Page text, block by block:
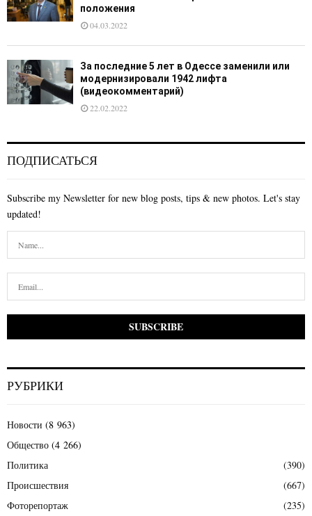
положения
04.03.2022
За последние 5 лет в Одессе заменили или
модернизировали 1942 лифта
(видеокомментарий)
22.02.2022
ПОДПИСАТЬСЯ
Subscribe my Newsletter for new blog posts, tips & new photos. Let's stay
updated!
РУБРИКИ
Новости (8 963)
Общество (4 266)
Политика
(390)
Происшествия
(667)
Фоторепортаж
(235)